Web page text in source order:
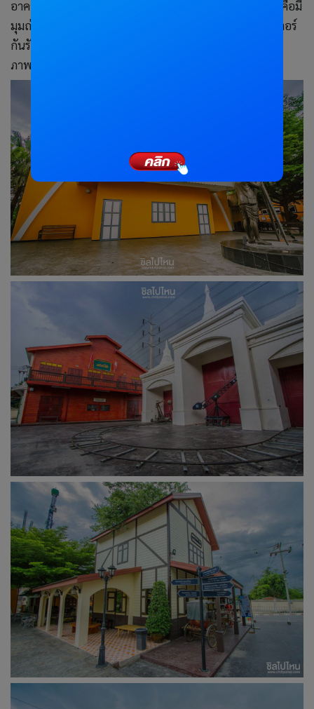
อาคารบ้านเรือนสมัยร.5 และอื่นๆ อีกมากมาย ที่สำคัญเลยคือมี
มุมถ่ายรูปเก๋ๆ บรรยากาศเหมือนอยู่ต่างประเทศให้ลั่นชัตเตอร์
กันรัวๆ ไว้เป็นที่ระลึกเพียบ นอกจากนี้ยังมีบริการฉาย
ภาพยนตร์ และร้านขายของที่ระลึกอีกด้วยนะคะ